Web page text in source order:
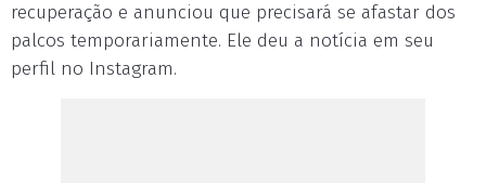
recuperação e anunciou que precisará se afastar dos
palcos temporariamente. Ele deu a notícia em seu
perfil no Instagram.